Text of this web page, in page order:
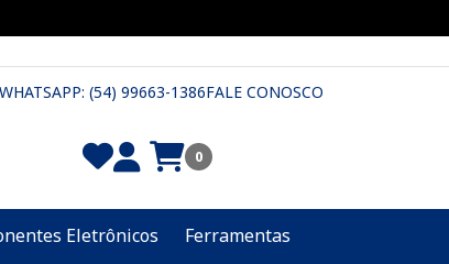
WHATSAPP: (54) 99663-1386FALE CONOSCO
0
Eletrônicos Ferramentas